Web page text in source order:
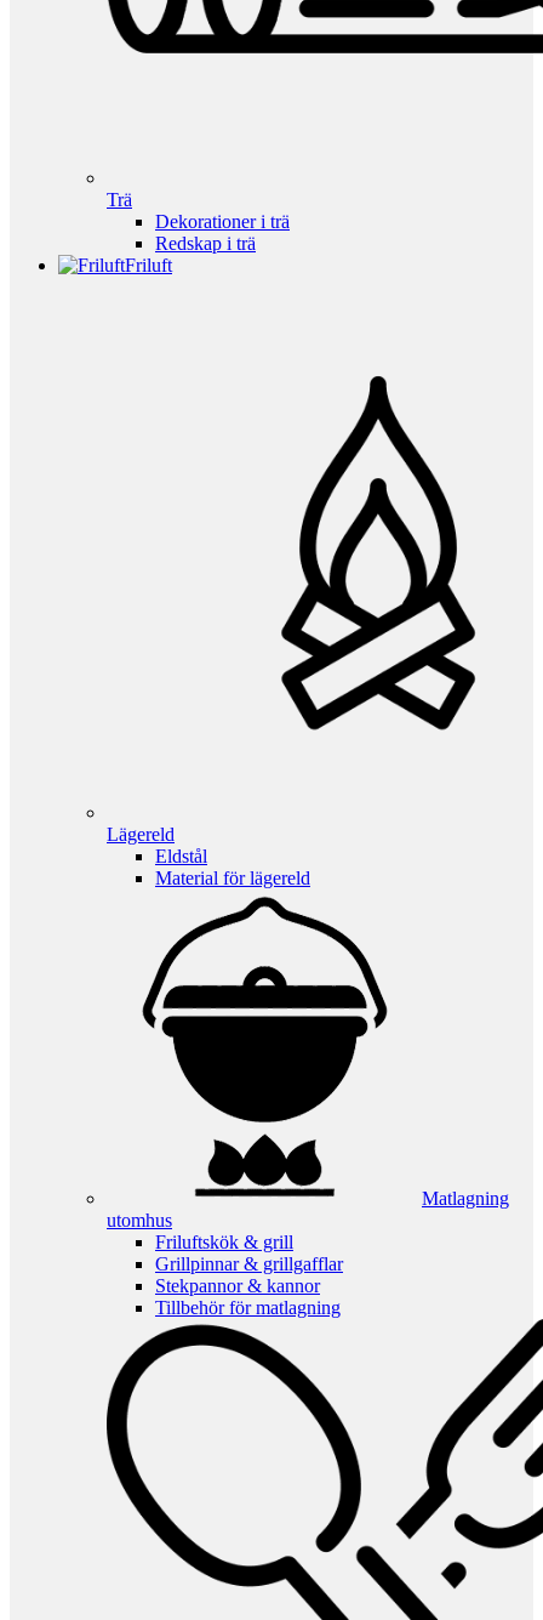
Trä
Dekorationer i trä
Redskap i trä
Friluft
Lägereld
Eldstål
Material för lägereld
Matlagning
utomhus
Friluftskök & grill
Grillpinnar & grillgafflar
Stekpannor & kannor
Tillbehör för matlagning